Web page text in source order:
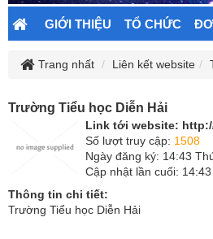
GIỚI THIỆU TỔ CHỨC
Trang nhất Liên kết website
Trường Tiểu học Diễn Hải
Link tới website:
Số lượt truy cập: 1508
Ngày đăng ký: 14:43
Cập nhật lần cuối:
Thông tin chi tiết:
Trường Tiểu học Diễn Hải